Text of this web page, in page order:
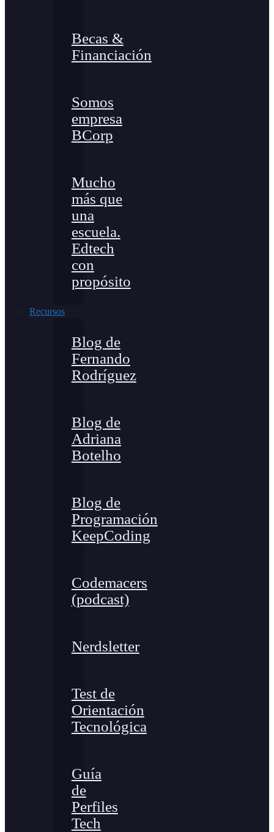
Becas &
Financiación
Somos
empresa
BCorp
Mucho
más que
una
escuela.
Edtech
con
propósito
Recursos
Blog de
Fernando
Rodríguez
Blog de
Adriana
Botelho
Blog de
Programación
KeepCoding
Codemacers
(podcast)
Nerdsletter
Test de
Orientación
Tecnológica
Guía
de
Perfiles
Tech